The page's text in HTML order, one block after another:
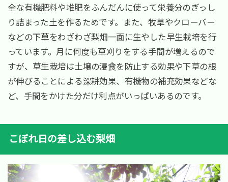
全な有機肥料や堆肥をふんだんに使って栄養分のぎっし
り詰まった土を作るためです。また、牧草やクローバー
などの下草をわざわざ梨畑一面に生やした早生栽培を行
っています。月に何度も草刈りをする手間が増えるので
すが、草生栽培は土壌の浸食を防止する効果や下草の根
が伸びることによる深耕効果、有機物の補充効果などな
ど、手間をかけた分だけ利点がいっぱいあるのです。
こぼれ日の差し込む梨畑